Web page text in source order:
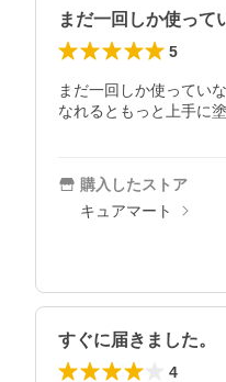
まだ一回しか使っ
5
まだ一回しか使ってい
なれるともっと上手に
購入したストア
キュアマート
すぐに届きました。
4